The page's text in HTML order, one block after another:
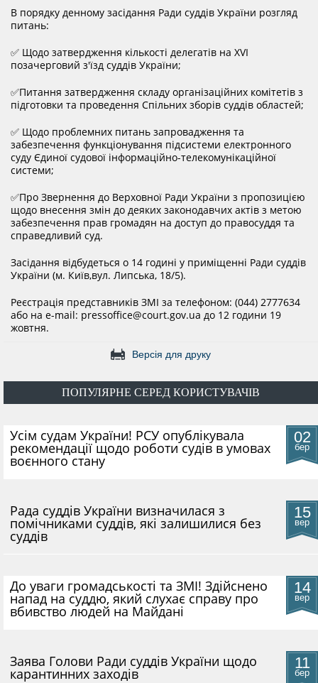
НОРМАТИВНІ ДОКУМЕНТИ
МІЖНАРОДНІ СТАНДАРТИ
СИСТЕМА ОЦІНЮВАННЯ
КОНФЛІКТ ІНТЕРЕСІВ
НОРМАТИВИ НАВАНТАЖЕННЯ
В порядку денному засідання Ради суддів України розгляд
питань:
✅ Щодо затвердження кількості делегатів на XVI
позачерговий з′їзд суддів України;
✅Питання затвердження складу організаційних комітетів з
підготовки та проведення Спільних зборів суддів областей;
✅ Щодо проблемних питань запровадження та
забезпечення функціонування підсистеми електронного
суду Єдиної судової інформаційно-телекомунікаційної
системи;
✅Про Звернення до Верховної Ради України з пропозицією
щодо внесення змін до деяких законодавчих актів з метою
забезпечення прав громадян на доступ до правосуддя та
справедливий суд.
Засідання відбудеться о 14 годині у приміщенні Ради суддів
України (м. Київ,вул. Липська, 18/5).
Реєстрація представників ЗМІ за телефоном: (044) 2777634
або на e-mail: pressoffice@court.gov.ua до 12 години 19
жовтня.
Версія для друку
ПОПУЛЯРНЕ СЕРЕД КОРИСТУВАЧІВ
02
бер
​Усім судам України! РСУ опублікувала
рекомендації щодо роботи судів в умовах
воєнного стану
15
вер
Рада суддів України визначилася з
помічниками суддів, які залишилися без
суддів
14
вер
До уваги громадськості та ЗМІ! Здійснено
напад на суддю, який слухає справу про
вбивство людей на Майдані
11
бер
​Заява Голови Ради суддів України щодо
карантинних заходів